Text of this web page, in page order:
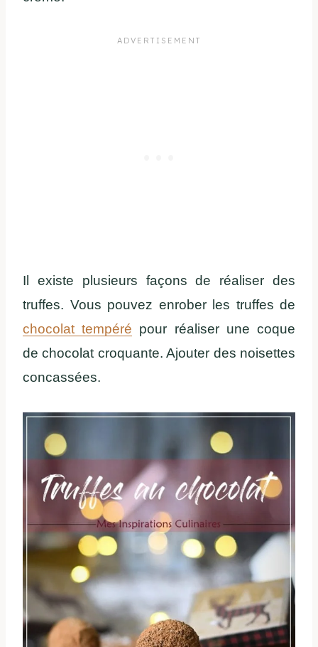
Il existe plusieurs façons de réaliser des
truffes. Vous pouvez enrober les truffes de
chocolat tempéré pour réaliser une coque
de chocolat croquante. Ajouter des noisettes
concassées.